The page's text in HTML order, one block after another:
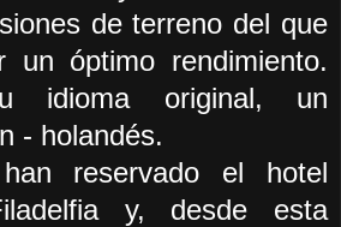
de terreno del que
un óptimo rendimiento.
idioma original, un
- holandés.
reservado el hotel
y, desde esta